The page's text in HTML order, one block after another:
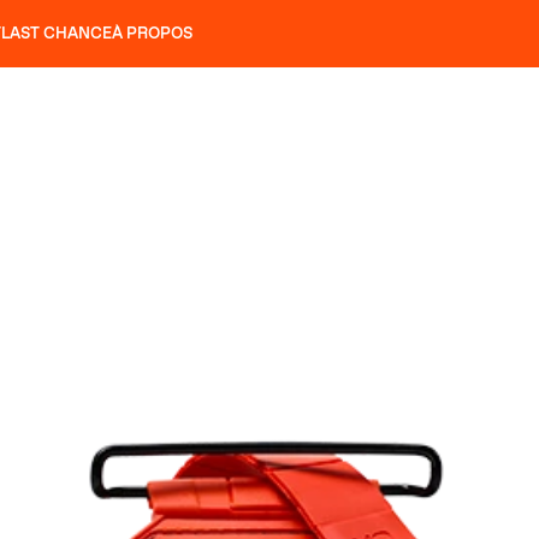
SLAP 112
SLAP 92 SLAP 92
UBAC 102 UBAC
LAST CHANCEÀ PROPOS
RECHERCHER